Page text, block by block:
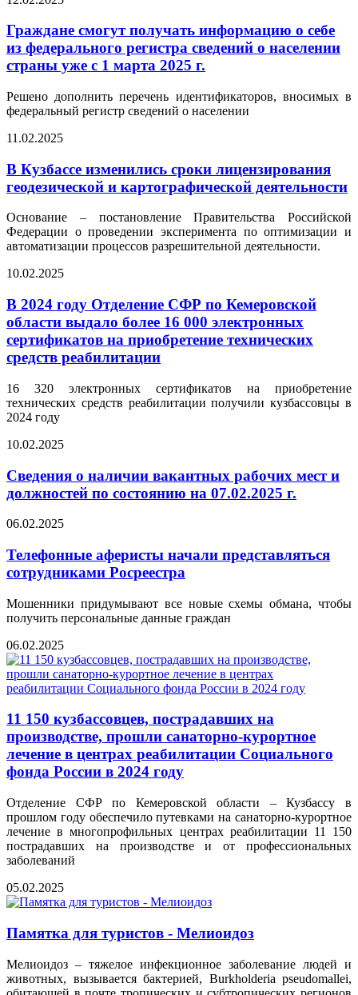
Граждане смогут получать информацию о себе
из федерального регистра сведений о населении
страны уже с 1 марта 2025 г.
Решено дополнить перечень идентификаторов, вносимых в
федеральный регистр сведений о населении
11.02.2025
В Кузбассе изменились сроки лицензирования
геодезической и картографической деятельности
Основание – постановление Правительства Российской
Федерации о проведении эксперимента по оптимизации и
автоматизации процессов разрешительной деятельности.
10.02.2025
В 2024 году Отделение СФР по Кемеровской
области выдало более 16 000 электронных
сертификатов на приобретение технических
средств реабилитации
16 320 электронных сертификатов на приобретение
технических средств реабилитации получили кузбассовцы в
2024 году
10.02.2025
Сведения о наличии вакантных рабочих мест и
должностей по состоянию на 07.02.2025 г.
06.02.2025
Телефонные аферисты начали представляться
сотрудниками Росреестра
Мошенники придумывают все новые схемы обмана, чтобы
получить персональные данные граждан
06.02.2025
11 150 кузбассовцев, пострадавших на
производстве, прошли санаторно-курортное
лечение в центрах реабилитации Социального
фонда России в 2024 году
Отделение СФР по Кемеровской области – Кузбассу в
прошлом году обеспечило путевками на санаторно-курортное
лечение в многопрофильных центрах реабилитации 11 150
пострадавших на производстве и от профессиональных
заболеваний
05.02.2025
Памятка для туристов - Мелиоидоз
Мелиоидоз – тяжелое инфекционное заболевание людей и
животных, вызывается бактерией, Burkholderia pseudomallei,